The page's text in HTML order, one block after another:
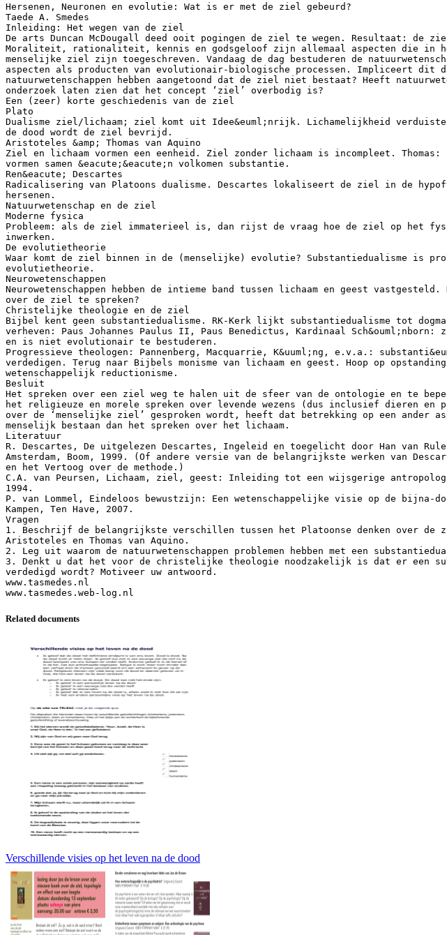
Hersenen, Neuronen en evolutie: Wat is er met de ziel gebeurd?
Taede A. Smedes
Inleiding: Het wegen van de ziel
De arts Duncan McDougall deed ooit pogingen de ziel te wegen. Resultaat: de
Moraliteit, rationaliteit, kennis en godsgeloof zijn allemaal aspecten die in
menselijke ziel zijn toegeschreven. Vandaag de dag bestuderen de
aspecten als producten van evolutionair-biologische processen. Impliceert dit
natuurwetenschappen hebben aangetoond dat de ziel niet bestaat? Heeft
onderzoek laten zien dat het concept ‘ziel’ overbodig is?
Een (zeer) korte geschiedenis van de ziel
Plato
Dualisme ziel/lichaam; ziel komt uit Idee&euml;nrijk. Lichamelijkheid
de dood wordt de ziel bevrijd.
Aristoteles &amp; Thomas van Aquino
Ziel en lichaam vormen een eenheid. Ziel zonder lichaam is incompleet.
vormen samen &eacute;&eacute;n volkomen substantie.
Ren&eacute; Descartes
Radicalisering van Platoons dualisme. Descartes lokaliseert de ziel in de
hersenen.
Natuurwetenschap en de ziel
Moderne fysica
Probleem: als de ziel immaterieel is, dan rijst de vraag hoe de ziel op het
inwerken.
De evolutietheorie
Waar komt de ziel binnen in de (menselijke) evolutie? Substantiedualisme is
evolutietheorie.
Neurowetenschappen
Neurowetenschappen hebben de intieme band tussen lichaam en geest vastgesteld.
over de ziel te spreken?
Christelijke theologie en de ziel
Bijbel kent geen substantiedualisme. RK-Kerk lijkt substantiedualisme tot dogma
verheven: Paus Johannes Paulus II, Paus Benedictus, Kardinaal Sch&ouml;nborn:
en is niet evolutionair te bestuderen.
Progressieve theologen: Pannenberg, Macquarrie, K&uuml;ng, e.v.a.:
verdedigen. Terug naar Bijbels monisme van lichaam en geest. Hoop op
wetenschappelijk reductionisme.
Besluit
Het spreken over een ziel weg te halen uit de sfeer van de ontologie en te
het religieuze en morele spreken over levende wezens (dus inclusief dieren en
over de ‘menselijke ziel’ gesproken wordt, heeft dat betrekking op een ander
menselijk bestaan dan het spreken over het lichaam.
Literatuur
R. Descartes, De uitgelezen Descartes, Ingeleid en toegelicht door Han van
Amsterdam, Boom, 1999. (Of andere versie van de belangrijkste werken van
en het Vertoog over de methode.)
C.A. van Peursen, Lichaam, ziel, geest: Inleiding tot een wijsgerige
1994.
P. van Lommel, Eindeloos bewustzijn: Een wetenschappelijke visie op de bijna-
Kampen, Ten Have, 2007.
Vragen
1. Beschrijf de belangrijkste verschillen tussen het Platoonse denken over de
Aristoteles en Thomas van Aquino.
2. Leg uit waarom de natuurwetenschappen problemen hebben met een
3. Denkt u dat het voor de christelijke theologie noodzakelijk is dat er een
verdedigd wordt? Motiveer uw antwoord.
www.tasmedes.nl
Related documents
Verschillende visies op het leven na de dood